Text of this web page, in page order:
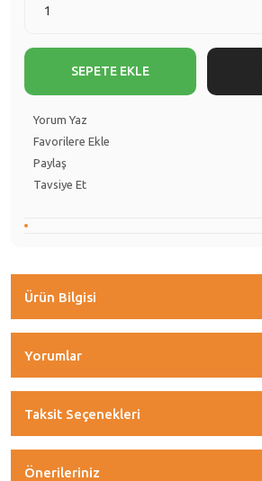
SEPETE EKLE
Yorum Yaz
Paylaş
Tavsiye Et
Ürün Bilgisi
Yorumlar
Taksit Seçenekleri
Önerileriniz